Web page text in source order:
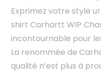
Exprimez votre style
shirt Carhartt WIP
incontournable pour
La renommée de
qualité n’est plus à